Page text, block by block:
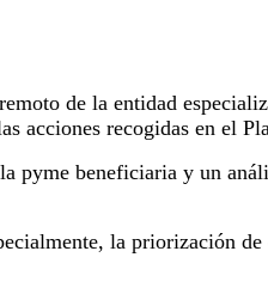
de la entidad
acciones recogidas en el
pyme beneficiaria y un
la priorización de